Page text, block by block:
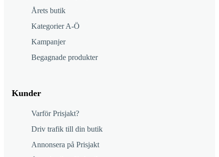
Årets butik
Kategorier A-Ö
Kampanjer
Begagnade produkter
Kunder
Varför Prisjakt?
Driv trafik till din butik
Annonsera på Prisjakt